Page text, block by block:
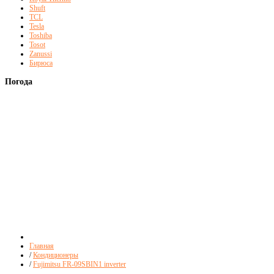
Shuft
TCL
Tesla
Toshiba
Tosot
Zanussi
Бирюса
Погода
Главная
/ Кондиционеры
/ Fujimitsu FR-09SBIN1 inverter